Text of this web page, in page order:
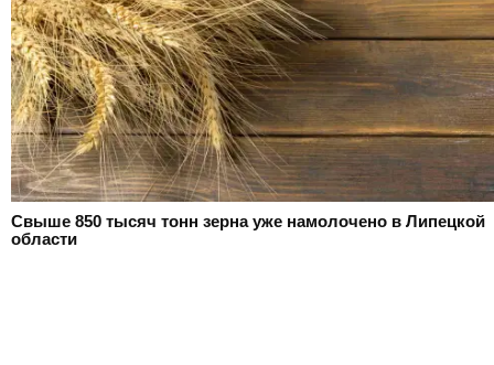
Свыше 850 тысяч тонн зерна уже намолочено в Липецкой
области